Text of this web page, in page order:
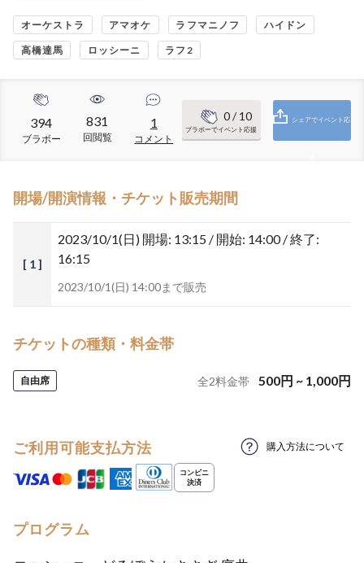
オーケストラ アマオケ ラフマニノフ ハイドン
高橋達馬 ロッシーニ ラフ2
394
ブラボー
831
回閲覧
1
コメント
0/ 10
ブラボーでイベント応援
シェアでイベント応
開場/開演情報・チケット販売期間
[ 1 ]
2023/10/1(日) 開場: 13:15 / 開始: 14:00 / 終了:
16:15
2023/10/1(日) 14:00まで販売
チケットの種類・料金帯
自由席 全2料金帯 500円 ~ 1,000円
ご利用可能支払方法 購入方法について
プログラム